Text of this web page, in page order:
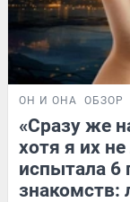
ОН И ОНА ОБЗОР
«Сразу же
хотя я их
испытала 6
знакомств: